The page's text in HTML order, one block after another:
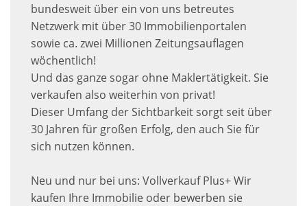
bundesweit über ein von uns betreutes
Netzwerk mit über 30 Immobilienportalen
sowie ca. zwei Millionen Zeitungsauflagen
wöchentlich!
Und das ganze sogar ohne Maklertätigkeit. Sie
verkaufen also weiterhin von privat!
Dieser Umfang der Sichtbarkeit sorgt seit über
30 Jahren für großen Erfolg, den auch Sie für
sich nutzen können.
Neu und nur bei uns: Vollverkauf Plus+ Wir
kaufen Ihre Immobilie oder bewerben sie